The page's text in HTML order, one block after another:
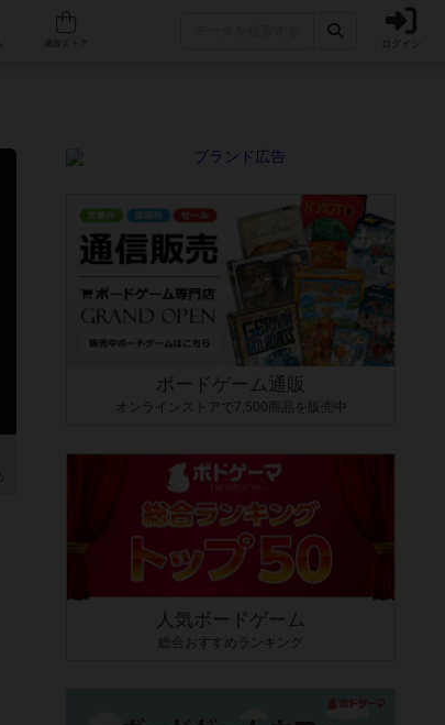
人気ボードゲーム ログイン
ボードゲーム通販
オンラインストアで7,500商品を販売中
人気ボードゲーム
総合おすすめランキング